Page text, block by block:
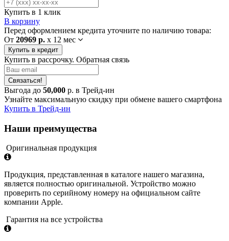
Купить в 1 клик
В корзину
Перед оформлением кредита уточните по наличию товара:
От 20969 р. x 12 мес
Купить в кредит
Купить в рассрочку. Обратная связь
Связаться!
Выгода до 50,000 р. в Трейд-ин
Узнайте максимальную скидку при обмене вашего смартфона
Купить в Трейд-ин
Наши преимущества
Оригинальная продукция
Продукция, представленная в каталоге нашего магазина,
является полностью оригинальной. Устройство можно
проверить по серийному номеру на официальном сайте
компании Apple.
Гарантия на все устройства